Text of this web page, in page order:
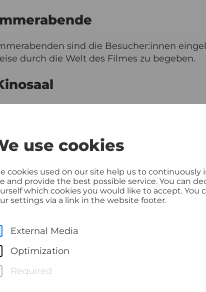
use cookies
cookies used on our site help us to continuously
and provide the best possible service. You can
which cookies you would like to accept. You
settings via a link in the website footer.
External Media
Optimization
Required
sind die Besucher:innen
durch die Welt des Filmes zu begeben.
werden fast alle Filme des Open-
Außerdem gibt es im Rahmen des
Zum Indoor Programm >>
Open Air